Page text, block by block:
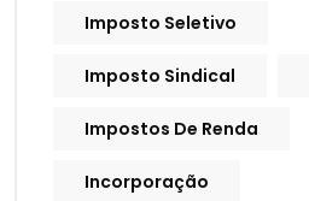
Imposto Seletivo
Imposto Sindical
Impostos De Renda
Incorporação